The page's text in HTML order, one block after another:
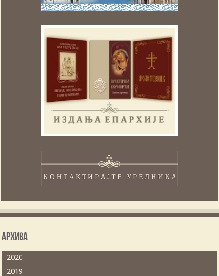
Архива
2020
2019